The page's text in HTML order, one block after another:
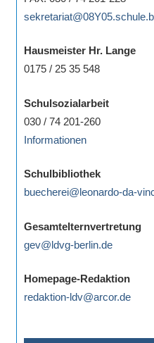
Hausmeister Hr. Lange
0175 / 25 35 548
Schulsozialarbeit
030 / 74 201-260
Informationen
Schulbibliothek
buecherei@leonardo-da-
Gesamtelternvertretung
gev@ldvg-berlin.de
Homepage-Redaktion
redaktion-ldv@arcor.de